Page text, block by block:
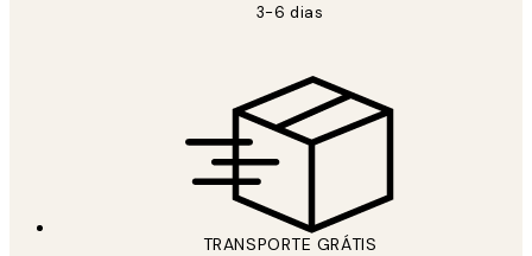
3-6 dias
TRANSPORTE GRÁTIS